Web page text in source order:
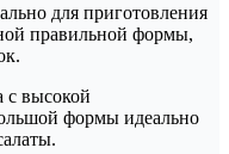
для приготовления
правильной формы,
с высокой
формы идеально